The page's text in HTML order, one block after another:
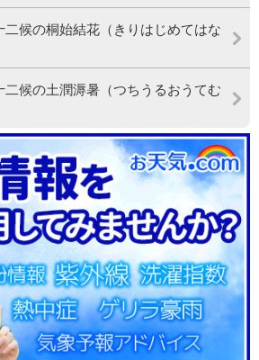
二候の桐始結花（きりはじめてはな
二候の土潤溽暑（つちうるおうてむ